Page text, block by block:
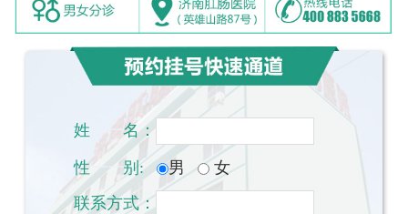
姓 一一 名：
性 一一 别: 男
女
联系方式：